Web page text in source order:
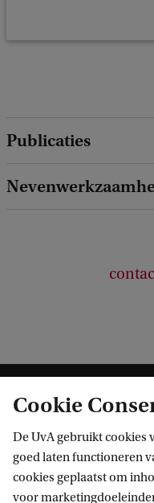
Publicaties
Informatie voor
Cookie
De UvA gebruikt cookies
goed laten functioneren
cookies geplaatst om
voor